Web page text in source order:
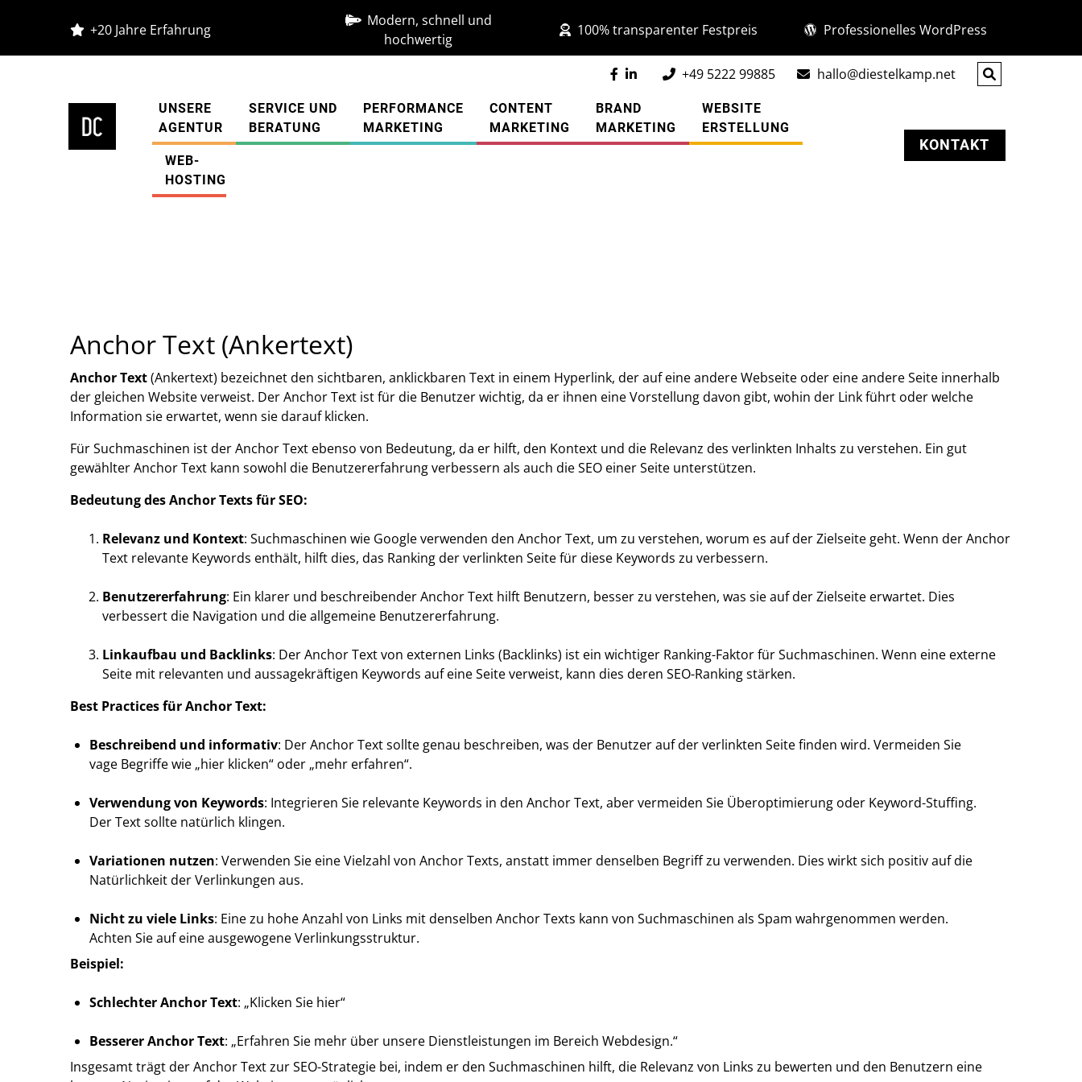
+20 Jahre Erfahrung
Modern, schnell und
hochwertig
100% transparenter Festpreis Professionelles WordPress
+49 5222 99885 hallo@diestelkamp.net
UNSERE
AGENTUR
SERVICE UND
BERATUNG
PERFORMANCE
MARKETING
CONTENT
MARKETING
BRAND
MARKETING
WEBSITE
ERSTELLUNG
WEB-
HOSTING
KONTAKT
Diestelkamp Agentur»
Anchor Text (Ankertext)
Anchor Text(Ankertext) bezeichnet den sichtbaren, anklickbaren Text in einem Hyperlink, der auf eine andere Webseite oder eine andere Seite innerhalb
der gleichen Website verweist. Der Anchor Text ist für die Benutzer wichtig, da er ihnen eine Vorstellung davon gibt, wohin der Link führt oder welche
Information sie erwartet, wenn sie darauf klicken.
Für Suchmaschinen ist der Anchor Text ebenso von Bedeutung, da er hilft, den Kontext und die Relevanz des verlinkten Inhalts zu verstehen. Ein gut
gewählter Anchor Text kann sowohl die Benutzererfahrung verbessern als auch die SEO einer Seite unterstützen.
Bedeutung des Anchor Texts für SEO:
Relevanz und Kontext: Suchmaschinen wie Google verwenden den Anchor Text, um zu verstehen, worum es auf der Zielseite geht. Wenn der Anchor
Text relevante Keywords enthält, hilft dies, das Ranking der verlinkten Seite für diese Keywords zu verbessern.
Benutzererfahrung: Ein klarer und beschreibender Anchor Text hilft Benutzern, besser zu verstehen, was sie auf der Zielseite erwartet. Dies
verbessert die Navigation und die allgemeine Benutzererfahrung.
Linkaufbau und Backlinks: Der Anchor Text von externen Links (Backlinks) ist ein wichtiger Ranking-Faktor für Suchmaschinen. Wenn eine externe
Seite mit relevanten und aussagekräftigen Keywords auf eine Seite verweist, kann dies deren SEO-Ranking stärken.
Best Practices für Anchor Text:
Beschreibend und informativ: Der Anchor Text sollte genau beschreiben, was der Benutzer auf der verlinkten Seite finden wird. Vermeiden Sie
vage Begriffe wie „hier klicken“ oder „mehr erfahren“.
Verwendung von Keywords: Integrieren Sie relevante Keywords in den Anchor Text, aber vermeiden Sie Überoptimierung oder Keyword-Stuffing.
Der Text sollte natürlich klingen.
Variationen nutzen: Verwenden Sie eine Vielzahl von Anchor Texts, anstatt immer denselben Begriff zu verwenden. Dies wirkt sich positiv auf die
Natürlichkeit der Verlinkungen aus.
Nicht zu viele Links: Eine zu hohe Anzahl von Links mit denselben Anchor Texts kann von Suchmaschinen als Spam wahrgenommen werden.
Achten Sie auf eine ausgewogene Verlinkungsstruktur.
Beispiel:
Schlechter Anchor Text: „Klicken Sie hier“
Besserer Anchor Text: „Erfahren Sie mehr über unsere Dienstleistungen im Bereich Webdesign.“
Insgesamt trägt der Anchor Text zur SEO-Strategie bei, indem er den Suchmaschinen hilft, die Relevanz von Links zu bewerten und den Benutzern eine